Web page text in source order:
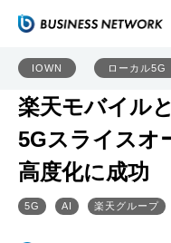
IOWN ローカル5G
楽天モバイル
5Gスライスオ
高度化に成功
5G AI 楽天グループ